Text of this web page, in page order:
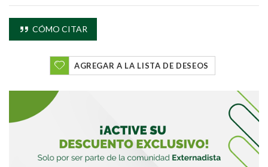
CÓMO CITAR
AGREGAR A LA LISTA DE DESEOS